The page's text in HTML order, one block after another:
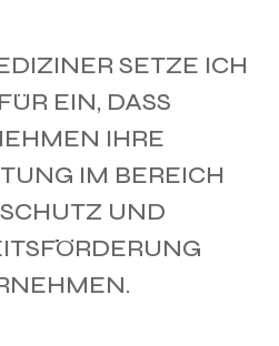
SETZE ICH
EIN, DASS
IHRE
IM BEREICH
UND